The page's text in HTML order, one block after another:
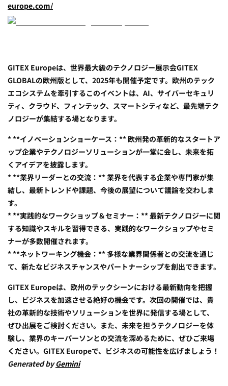
europe.com/
GITEX Europeは、世界最大級のテクノロジー展示会GITEX
GLOBALの欧州版として、2025年も開催予定です。欧州のテック
エコシステムを牽引するこのイベントは、AI、サイバーセキュリ
ティ、クラウド、フィンテック、スマートシティなど、最先端テク
ノロジーが集結する場となります。
* **イノベーションショーケース：** 欧州発の革新的なスタートア
ップ企業やテクノロジーソリューションが一堂に会し、未来を拓
くアイデアを披露します。
* **業界リーダーとの交流：** 業界を代表する企業や専門家が集
結し、最新トレンドや課題、今後の展望について議論を交わしま
す。
* **実践的なワークショップ＆セミナー：** 最新テクノロジーに関
する知識やスキルを習得できる、実践的なワークショップやセミ
ナーが多数開催されます。
* **ネットワーキング機会：** 多様な業界関係者との交流を通じ
て、新たなビジネスチャンスやパートナーシップを創出できます。
GITEX Europeは、欧州のテックシーンにおける最新動向を把握
し、ビジネスを加速させる絶好の機会です。次回の開催では、貴
社の革新的な技術やソリューションを世界に発信する場として、
ぜひ出展をご検討ください。また、未来を担うテクノロジーを体
験し、業界のキーパーソンとの交流を深めるために、ぜひご来場
ください。GITEX Europeで、ビジネスの可能性を広げましょう！
Generated byGemini